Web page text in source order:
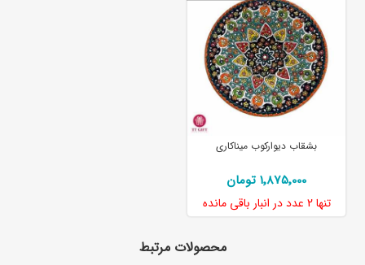
بشقاب دیوارکوب میناکاری
1٬875٬000 تومان
تنها 2 عدد در انبار باقی مانده
محصولات مرتبط